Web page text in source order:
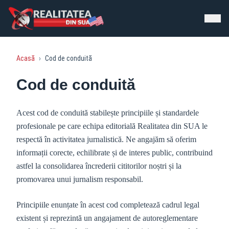
Acasă › Cod de conduită
Cod de conduită
Acest cod de conduită stabilește principiile și standardele
profesionale pe care echipa editorială Realitatea din SUA le
respectă în activitatea jurnalistică. Ne angajăm să oferim
informații corecte, echilibrate și de interes public, contribuind
astfel la consolidarea încrederii cititorilor noștri și la
promovarea unui jurnalism responsabil.
Principiile enunțate în acest cod completează cadrul legal
existent și reprezintă un angajament de autoreglementare